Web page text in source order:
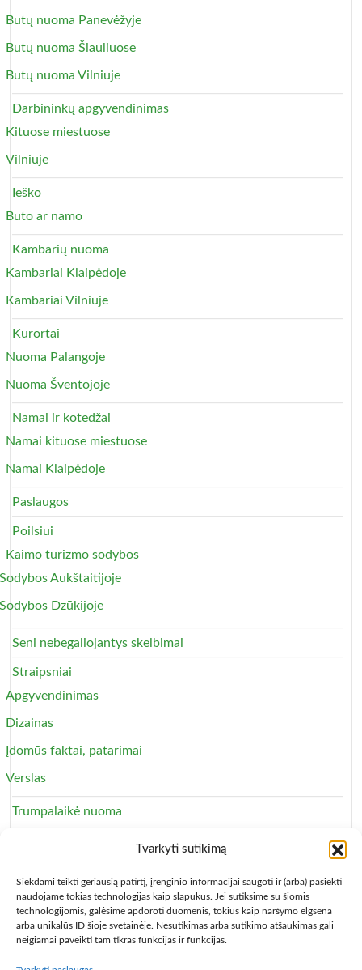
Tvarkyti sutikimą
Siekdami teikti geriausią patirtį, įrenginio informacijai saugoti ir (arba) pasiekti
naudojame tokias technologijas kaip slapukus. Jei sutiksime su šiomis
technologijomis, galėsime apdoroti duomenis, tokius kaip naršymo elgsena
arba unikalūs ID šioje svetainėje. Nesutikimas arba sutikimo atšaukimas gali
neigiamai paveikti tam tikras funkcijas ir funkcijas.
Butų nuoma Panevėžyje
Butų nuoma Šiauliuose
Butų nuoma Vilniuje
Darbininkų apgyvendinimas
Kituose miestuose
Vilniuje
Ieško
Buto ar namo
Kambarių nuoma
Kambariai Klaipėdoje
Kambariai Vilniuje
Kurortai
Nuoma Palangoje
Nuoma Šventojoje
Namai ir kotedžai
Namai kituose miestuose
Namai Klaipėdoje
Paslaugos
Poilsiui
Kaimo turizmo sodybos
Sodybos Aukštaitijoje
Sodybos Dzūkijoje
Seni nebegaliojantys skelbimai
Straipsniai
Apgyvendinimas
Dizainas
Įdomūs faktai, patarimai
Verslas
Trumpalaikė nuoma